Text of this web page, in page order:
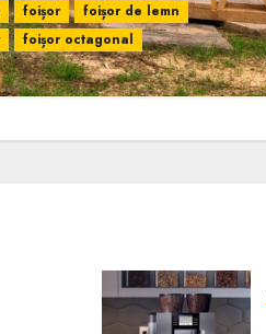
foișor
foișor de lemn
foișor octagonal